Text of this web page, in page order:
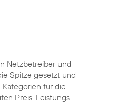
Netzbetreiber und
Spitze gesetzt und
für die
Preis-Leistungs-